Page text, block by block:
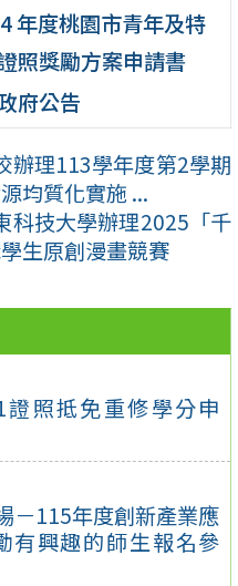
證照抵免重修學分申
－115年度創新產業應
有興趣的師生報名參
年度桃園市青年及特
照獎勵方案申請書
府公告
辦理113學年度第2學期
均質化實施 ...
科技大學辦理2025「千
生原創漫畫競賽